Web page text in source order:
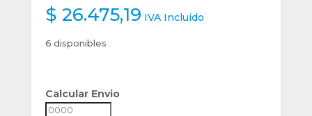
$ 26.475,19 IVA Incluido
6 disponibles
Calcular Envio
Calcular